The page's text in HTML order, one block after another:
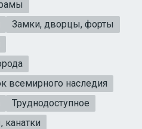
Замки, дворцы, форты
всемирного наследия
Труднодоступное